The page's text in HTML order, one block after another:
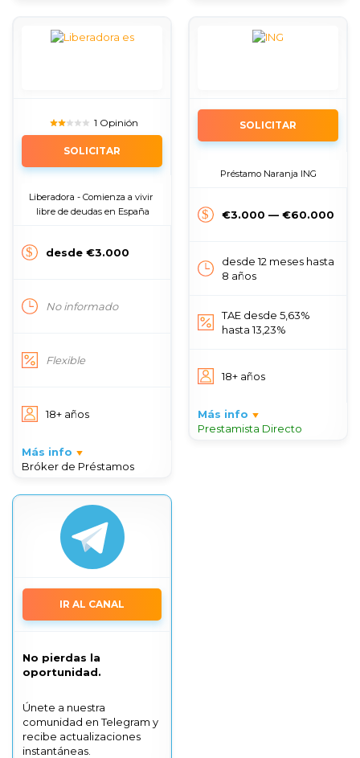
1 Opinión
SOLICITAR
Liberadora - Comienza a vivir
libre de deudas en España
desde €3.000
No informado
Flexible
18+ años
Más info
Bróker de Préstamos
SOLICITAR
Préstamo Naranja ING
€3.000 — €60.000
desde 12 meses hasta
8 años
TAE desde 5,63%
hasta 13,23%
18+ años
Más info
Prestamista Directo
IR AL CANAL
No pierdas la
oportunidad.
Únete a nuestra
comunidad en Telegram y
recibe actualizaciones
instantáneas.